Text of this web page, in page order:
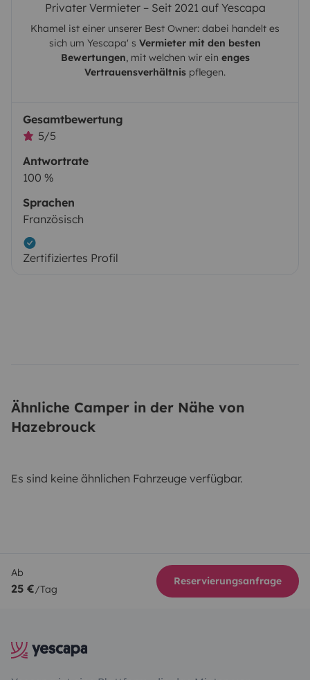
Privater Vermieter – Seit 2021 auf Yescapa
Khamel ist einer unserer Best Owner: dabei handelt es
sich um Yescapa' s Vermieter mit den besten
Bewertungen, mit welchen wir ein enges
Vertrauensverhältnis pflegen.
Gesamtbewertung
5/5
Antwortrate
100 %
Sprachen
Französisch
Zertifiziertes Profil
Ähnliche Camper in der Nähe von
Hazebrouck
Es sind keine ähnlichen Fahrzeuge verfügbar.
Ab
25 €/Tag
Reservierungsanfrage